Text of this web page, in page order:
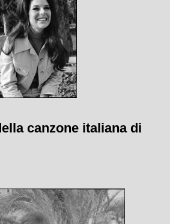
canzone italiana di